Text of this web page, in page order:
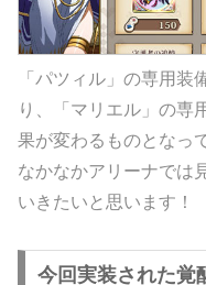
「パツィル」の専用
り、「マリエル」の専
果が変わるものとなっ
なかなかアリーナでは
いきたいと思います！
今回実装された覚